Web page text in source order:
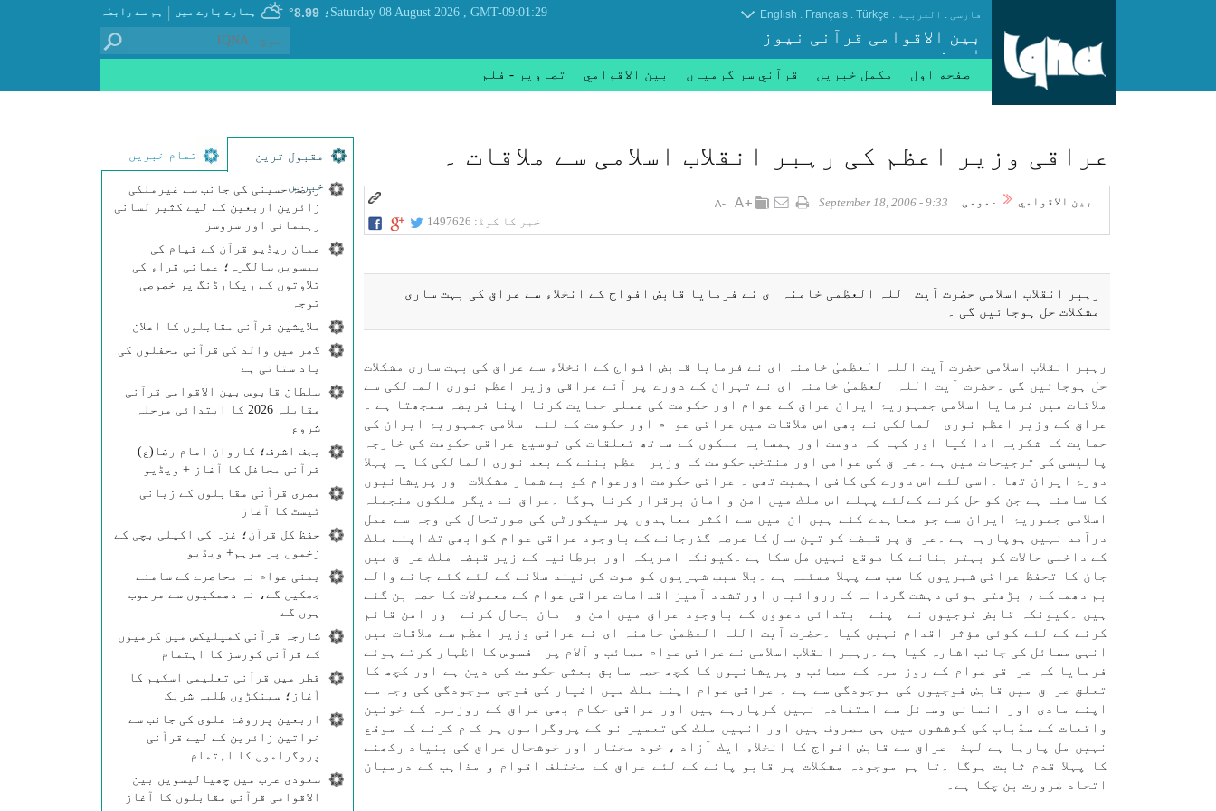
ہم سے رابطہ | ہمارے بارے میں ؛ 8.99° GMT-09:01:29
, Saturday 08 August 2026 فارسی . العربیة .
Türkçe
.
Français
.
English
بین الاقوامی قرآنی نیوز
ایجنسی
صفحه اول مکمل خبریں قرآني سر گرمياں بين الاقوامي تصاوير - فلم
مقبول ترین
خبریں
تمام خبریں
روضۂ حسینی کی جانب سے غیرملکی
زائرینِ اربعین کے لیے کثیر لسانی
رہنمائی اور سروسز
عمان ریڈیو قرآن کے قیام کی
بیسویں سالگرہ؛ عمانی قراء کی
تلاوتوں کے ریکارڈنگ پر خصوصی
توجہ
ملایشین قرآنی مقابلوں کا اعلان
گھر میں والد کی قرآنی محفلوں کی
یاد ستاتی ہے
سلطان قابوس بین الاقوامی قرآنی
مقابلہ 2026 کا ابتدائی مرحلہ
شروع
بجف اشرف؛ کاروان امام رضا(ع)
قرآنی محافل کا آغاز + ویڈیو
مصری قرآنی مقابلوں کے زبانی
ٹیسٹ کا آغاز
حفظ کل قرآن؛ غزہ کی اکیلی بچی کے
زخموں پر مرہم+ ویڈیو
یمنی عوام نہ محاصرے کے سامنے
جھکیں گے، نہ دھمکیوں سے مرعوب
ہوں گے
شارجہ قرآنی کمپلیکس میں گرمیوں
کے قرآنی کورسز کا اہتمام
قطر میں قرآنی تعلیمی اسکیم کا
آغاز؛ سینکڑوں طلبہ شریک
اربعین پرروضۂ علوی کی جانب سے
خواتین زائرین کے لیے قرآنی
پروگراموں کا اہتمام
سعودی عرب میں چھیالیسویں بین
الاقوامی قرآنی مقابلوں کا آغاز
عراقی وزير اعظم كی رہبر انقلاب اسلامی سے ملاقات ۔
بين الاقوامي عمومی
9:33 - September 18, 2006
خبر کا کوڈ: 1497626
رہبر انقلاب اسلامی حضرت آيت اللہ العظمیٰ خامنہ ای نے فرمايا قابض افواج كے انخلاء سے عراق كی بہت ساری
مشكلات حل ہوجائیں گی ۔
رہبر انقلاب اسلامی حضرت آيت اللہ العظمیٰ خامنہ ای نے فرمايا قابض افواج كے انخلاء سے عراق كی بہت ساری مشكلات
حل ہوجائیں گی ۔حضرت آيت اللہ العظمیٰ خامنہ ای نے تہران كے دورے پر آئے عراقی وزير ا‏عظم نوری المالكی سے
ملاقات میں فرمايا اسلامی جمہوریۂ ايران عراق كے عوام اور حكومت كی عملی حمايت كرنا اپنا فريضہ سمجھتا ہے ۔
عراق كے وزير اعظم نوری المالكی نے بھی اس ملاقات میں عراقی عوام اور حكومت كے لئے اسلامی جمہوریۂ ايران كی
حمايت كا شكریہ ادا كيا اور كہا كہ دوست اور ہمسایہ ملكوں كے ساتھ تعلقات كی توسيع عراقی حكومت كی خارجہ
پاليسی كی ترجيحات میں ہے ۔عراق كی عوامی اور منتخب حكومت كا وزير اعظم بننے كے بعد نوری المالكی كا یہ پہلا
دورۂ ايران تھا ۔اسی لئے اس دورے كی كافی اہميت تھی ۔ عراقی حكومت اورعوام كو بے شمار مشكلات اور پريشانيوں
كا سامنا ہے جن كو حل كرنے كےلئے پہلے اس ملك میں امن و امان برقرار كرنا ہوگا ۔عراق نے ديگر ملكوں منجملہ
اسلامی جموریۂ ايران سے جو معاہدے كئے ہیں ان میں سے اكثر معاہدوں پر سيكورٹی كی صورتحال كی وجہ سے عمل
درآمد نہیں ہوپارہا ہے ۔عراق پر قبضے كو تين سال كا عرصہ گذرجانے كے باوجود عراقی عوام كوابھی تك اپنے ملك
كے داخلی حالات كو بہتر بنانے كا موقع نہیں مل سكا ہے ۔كيونكہ امريكہ اور برطانیہ كے زير قبضہ ملك عراق میں
جان كا تحفظ عراقی شہريوں كا سب سے پہلا مسئلہ ہے ۔بلا سبب شہريوں كو موت كی نيند سلانے كے لئے كئے جانے والے
بم دھماكے ، بڑھتی ہوئی دہشت گردانہ كارروائياں اورتشدد آميز اقدامات عراقی عوام كے معمولات كا حصہ بن گئے
ہیں ۔كيونكہ قابض فوجيوں نے اپنے ابتدائی دعووں كے باوجود عراق میں امن و امان بحال كرنے اور امن قائم
كرنے كے لئے كوئی مؤثر اقدام نہیں كيا ۔حضرت آيت اللہ العظمیٰ خامنہ ای نے عراقی وزير اعظم سے ملاقات میں
انہی مسائل كی جانب اشارہ كيا ہے ۔رہبر انقلاب اسلامی نے عراقی عوام مصائب و آلام پر افسوس كا اظہار كرتے ہوئے
فرمايا كہ عراقی عوام كے روز مرہ كے مصائب و پريشانيوں كا كچھ حصہ سابق بعثی حكومت كی دين ہے اور كچھ كا
تعلق عراق میں قابض فوجيوں كی موجودگی سے ہے ۔ عراقی عوام اپنے ملك میں اغيار كی فوجی موجودگی كی وجہ سے
اپنے مادی اور انسانی وسائل سے استفادہ نہیں كرپارہے ہیں اور عراقی حكام بھی عراق كے روزمرہ كے خونين
واقعات كے ‎سدّباب كی كوششوں میں ہی مصروف ہیں اور انہیں ملك كی تعمير نو كے پروگراموں پر كام كرنے كا موقع
نہیں مل پارہا ہے لہذا عراق سے قابض افواج كا انخلاء ايك آزاد ، خود مختار اور خوشحال عراق كی بنياد ركھنے
كا پہلا قدم ثابت ہوگا ۔تا ہم موجودہ مشكلات پر قابو پانے كے لئے عراق كے مختلف اقوام و مذاہب كے درميان
اتحاد ضرورت بن چكا ہے۔